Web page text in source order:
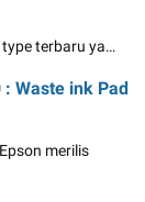
terbaru ya…
Waste ink Pad
merilis